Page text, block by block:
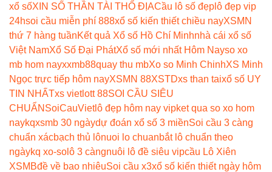
xổ sốXIN SỐ THẦN TÀI THỔ ĐỊACầu lô số đẹp lô đẹp vip
24hsoi cầu miễn phí 888xổ số kiến thiết chiều nayXSMN
thứ 7 hàng tuầnKết quả Xổ số Hồ Chí Minhnhà cái xổ số
Việt NamXổ Số Đại PhátXổ số mới nhất Hôm Nayso xo
mb hom nayxxmb88quay thu mbXo so Minh ChinhXS Minh
Ngọc trực tiếp hôm nayXSMN 88XSTDxs than taixổ số UY
TIN NHẤTxs vietlott 88SOI CẦU SIÊU
CHUẨN SoiCauVietlô đẹp hôm nay vipket qua so xo hom
naykqxsmb 30 ngàydự đoán xổ số 3 miềnSoi cầu 3 càng
chuẩn xácbạch thủ lônuoi lo chuanbắt lô chuẩn theo
ngàykq xo-so lô 3 càngnuôi lô đề siêu vipcầu Lô Xiên
XSMBđề về bao nhiêuSoi cầu x3xổ số kiến thiết ngày hôm